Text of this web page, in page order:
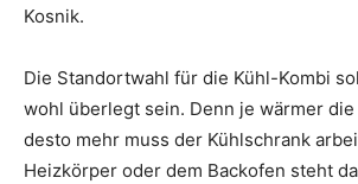
Kosnik.
Die Standortwahl für die Kühl-Kombi
wohl überlegt sein. Denn je wärmer die
desto mehr muss der Kühlschrank
Heizkörper oder dem Backofen steht